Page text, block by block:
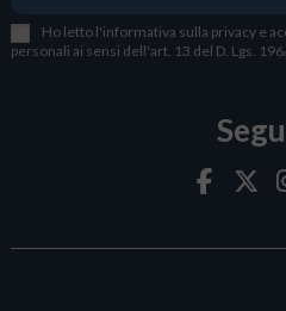
Ho letto l'informativa sulla privacy e
personali ai sensi dell'art. 13 del D. Lgs.